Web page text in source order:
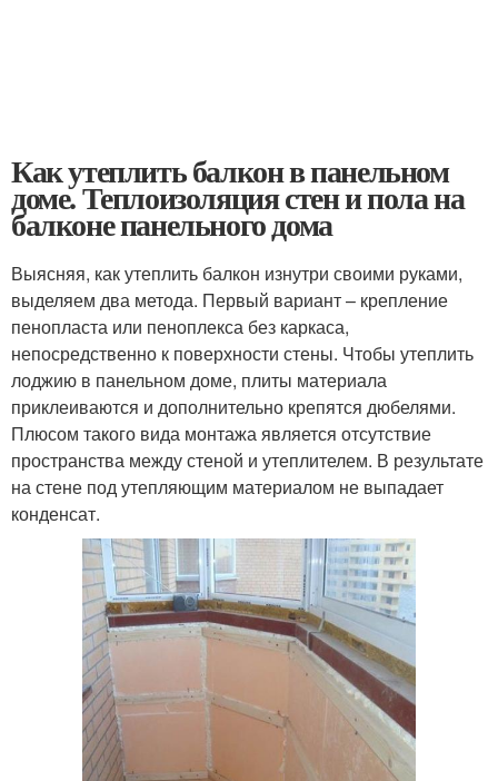
Как утеплить балкон в панельном
доме. Теплоизоляция стен и пола на
балконе панельного дома
Выясняя, как утеплить балкон изнутри своими руками,
выделяем два метода. Первый вариант – крепление
пенопласта или пеноплекса без каркаса,
непосредственно к поверхности стены. Чтобы утеплить
лоджию в панельном доме, плиты материала
приклеиваются и дополнительно крепятся дюбелями.
Плюсом такого вида монтажа является отсутствие
пространства между стеной и утеплителем. В результате
на стене под утепляющим материалом не выпадает
конденсат.